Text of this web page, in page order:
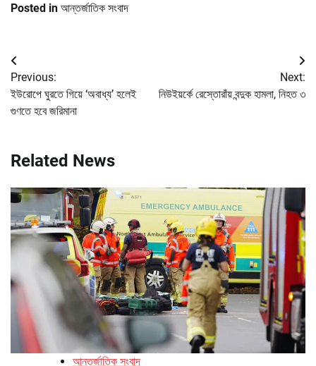
Posted in আন্তর্জাতিক সংবাদ
Post
navigation
Previous:
ইউরোপে ঘুরতে গিয়ে ‘অবাধ্য’ হলেই
গুণতে হবে জরিমানা
Next:
নিউইয়র্কে রেস্তোরাঁয় বন্দুক হামলা, নিহত ৩
Related News
আন্তর্জাতিক সংবাদ